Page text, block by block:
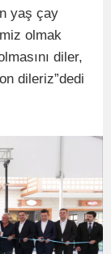
yaş çay
olmak
diler,
dileriz”dedi